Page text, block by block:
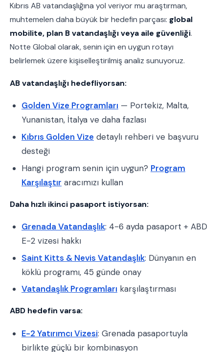
Kıbrıs AB vatandaşlığına yol veriyor mu araştırman,
muhtemelen daha büyük bir hedefin parçası: global
mobilite, plan B vatandaşlığı veya aile güvenliği.
Notte Global olarak, senin için en uygun rotayı
belirlemek üzere kişiselleştirilmiş analiz sunuyoruz.
AB vatandaşlığı hedefliyorsan:
Golden Vize Programları — Portekiz, Malta,
Yunanistan, İtalya ve daha fazlası
Kıbrıs Golden Vize detaylı rehberi ve başvuru
desteği
Hangi program senin için uygun? Program
Karşılaştır aracımızı kullan
Daha hızlı ikinci pasaport istiyorsan:
Grenada Vatandaşlık: 4-6 ayda pasaport + ABD
E-2 vizesi hakkı
Saint Kitts & Nevis Vatandaşlık: Dünyanın en
köklü programı, 45 günde onay
Vatandaşlık Programları karşılaştırması
ABD hedefin varsa:
E-2 Yatırımcı Vizesi: Grenada pasaportuyla
birlikte güçlü bir kombinasyon